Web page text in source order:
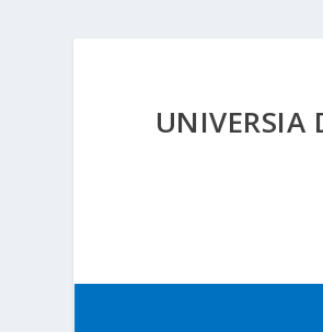
UNIVERSIA